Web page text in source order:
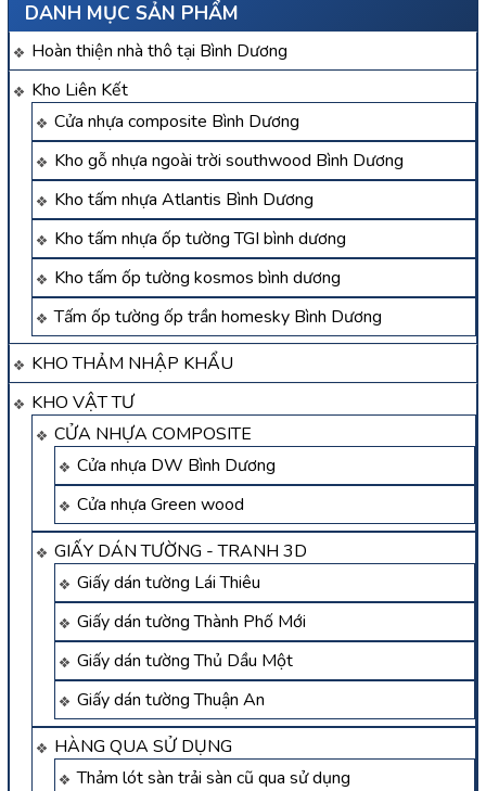
DANH MỤC SẢN PHẨM
Hoàn thiện nhà thô tại Bình Dương
Kho Liên Kết
Cửa nhựa composite Bình Dương
Kho gỗ nhựa ngoài trời southwood Bình Dương
Kho tấm nhựa Atlantis Bình Dương
Kho tấm nhựa ốp tường TGI bình dương
Kho tấm ốp tường kosmos bình dương
Tấm ốp tường ốp trần homesky Bình Dương
KHO THẢM NHẬP KHẨU
KHO VẬT TƯ
CỬA NHỰA COMPOSITE
Cửa nhựa DW Bình Dương
Cửa nhựa Green wood
GIẤY DÁN TƯỜNG - TRANH 3D
Giấy dán tường Lái Thiêu
Giấy dán tường Thành Phố Mới
Giấy dán tường Thủ Dầu Một
Giấy dán tường Thuận An
HÀNG QUA SỬ DỤNG
Thảm lót sàn trải sàn cũ qua sử dụng